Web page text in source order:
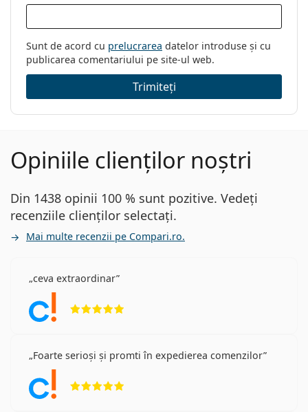
Cod:
OV1308 5317 48
Sunt de acord cu prelucrarea datelor introduse și cu
publicarea comentariului pe site-ul web.
Trimiteți
Opiniile clienților noștri
Din 1438 opinii 100 % sunt pozitive. Vedeți
recenziile clienților selectați.
Mai multe recenzii pe Compari.ro.
ceva extraordinar
Foarte serioși și promti în expedierea comenzilor